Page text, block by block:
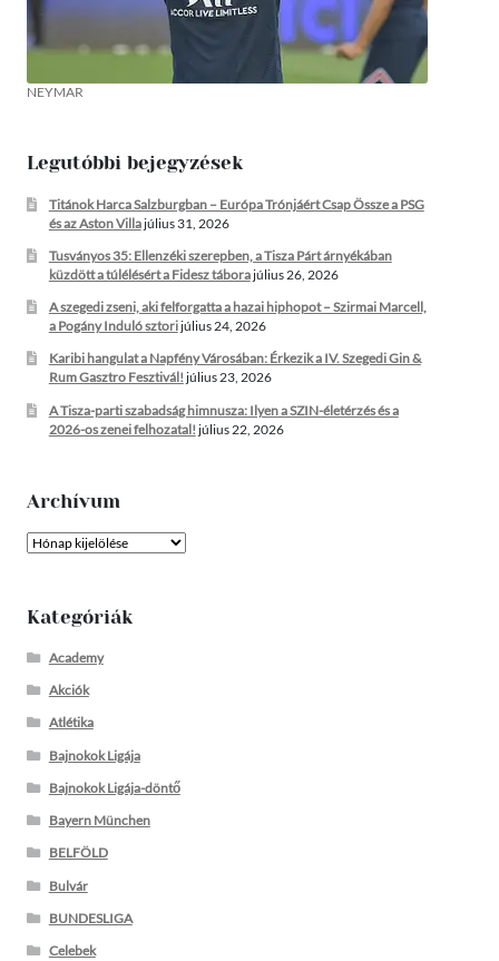
NEYMAR
Legutóbbi bejegyzések
Titánok Harca Salzburgban – Európa Trónjáért Csap Össze a PSG
és az Aston Villajúlius 31, 2026
Tusványos 35: Ellenzéki szerepben, a Tisza Párt árnyékában
küzdött a túlélésért a Fidesz táborajúlius 26, 2026
A szegedi zseni, aki felforgatta a hazai hiphopot – Szirmai Marcell,
a Pogány Induló sztorijúlius 24, 2026
Karibi hangulat a Napfény Városában: Érkezik a IV. Szegedi Gin &
Rum Gasztro Fesztivál! július 23, 2026
A Tisza-parti szabadság himnusza: Ilyen a SZIN-életérzés és a
2026-os zenei felhozatal! július 22, 2026
Archívum
Archívum
Kategóriák
Academy
Akciók
Atlétika
Bajnokok Ligája
Bajnokok Ligája-döntő
Bayern München
BELFÖLD
Bulvár
BUNDESLIGA
Celebek